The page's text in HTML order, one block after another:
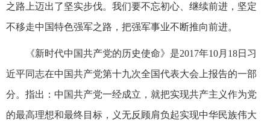
之路上迈出了坚实步伐。我们要不忘初心、继续前进，坚定
不移走中国特色强军之路，把强军事业不断推向前进。
《新时代中国共产党的历史使命》是2017年10月18日习
近平同志在中国共产党第十九次全国代表大会上报告的一部
分。指出：中国共产党一经成立，就把实现共产主义作为党
的最高理想和最终目标，义无反顾肩负起实现中华民族伟大